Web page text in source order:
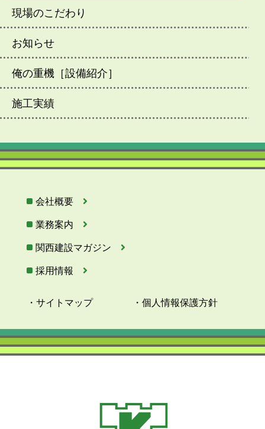
現場のこだわり
お知らせ
俺の重機［設備紹介］
施工実績
会社概要
業務案内
関西建設マガジン
採用情報
・サイトマップ ・個人情報保護方針